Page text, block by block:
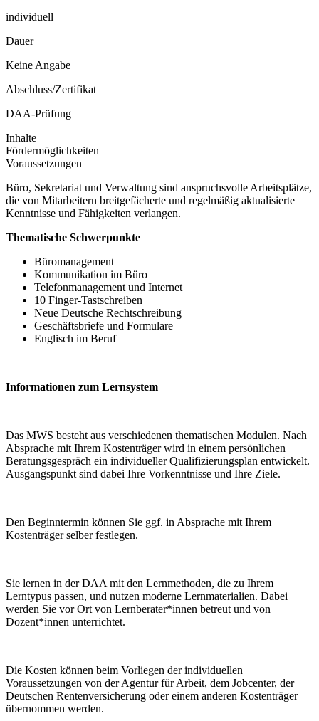
individuell
Dauer
Keine Angabe
Abschluss/Zertifikat
DAA-Prüfung
Inhalte
Fördermöglichkeiten
Voraussetzungen
Büro, Sekretariat und Verwaltung sind anspruchsvolle Arbeitsplätze,
die von Mitarbeitern breitgefächerte und regelmäßig aktualisierte
Kenntnisse und Fähigkeiten verlangen.
Thematische Schwerpunkte
Büromanagement
Kommunikation im Büro
Telefonmanagement und Internet
10 Finger-Tastschreiben
Neue Deutsche Rechtschreibung
Geschäftsbriefe und Formulare
Englisch im Beruf
Informationen zum Lernsystem
Das MWS besteht aus verschiedenen thematischen Modulen. Nach
Absprache mit Ihrem Kostenträger wird in einem persönlichen
Beratungsgespräch ein individueller Qualifizierungsplan entwickelt.
Ausgangspunkt sind dabei Ihre Vorkenntnisse und Ihre Ziele.
Den Beginntermin können Sie ggf. in Absprache mit Ihrem
Kostenträger selber festlegen.
Sie lernen in der DAA mit den Lernmethoden, die zu Ihrem
Lerntypus passen, und nutzen moderne Lernmaterialien. Dabei
werden Sie vor Ort von Lernberater*innen betreut und von
Dozent*innen unterrichtet.
Die Kosten können beim Vorliegen der individuellen
Voraussetzungen von der Agentur für Arbeit, dem Jobcenter, der
Deutschen Rentenversicherung oder einem anderen Kostenträger
übernommen werden.